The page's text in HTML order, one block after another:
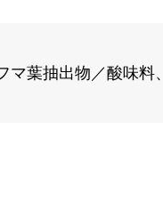
葉抽出物／酸味